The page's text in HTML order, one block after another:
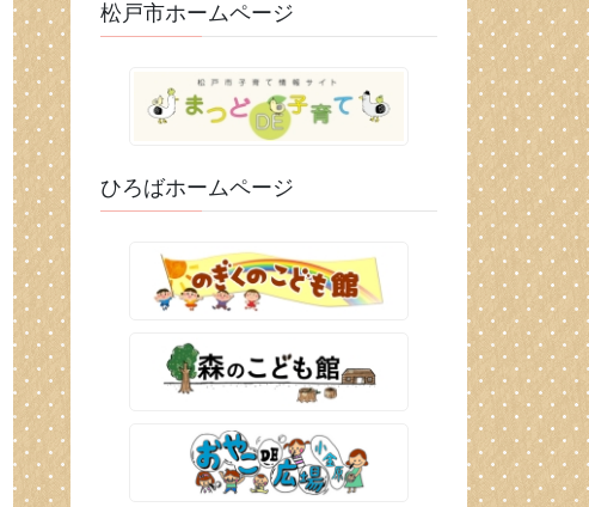
松戸市ホームページ
ひろばホームページ